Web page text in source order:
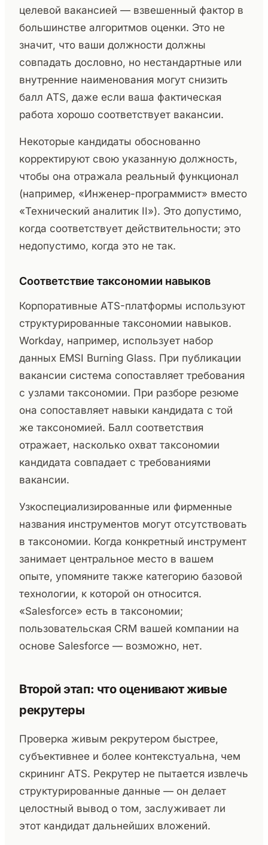
целевой вакансией — взвешенный фактор в
большинстве алгоритмов оценки. Это не
значит, что ваши должности должны
совпадать дословно, но нестандартные или
внутренние наименования могут снизить
балл ATS, даже если ваша фактическая
работа хорошо соответствует вакансии.
Некоторые кандидаты обоснованно
корректируют свою указанную должность,
чтобы она отражала реальный функционал
(например, «Инженер-программист» вместо
«Технический аналитик II»). Это допустимо,
когда соответствует действительности; это
недопустимо, когда это не так.
Соответствие таксономии навыков
Корпоративные ATS-платформы используют
структурированные таксономии навыков.
Workday, например, использует набор
данных EMSI Burning Glass. При публикации
вакансии система сопоставляет требования
с узлами таксономии. При разборе резюме
она сопоставляет навыки кандидата с той
же таксономией. Балл соответствия
отражает, насколько охват таксономии
кандидата совпадает с требованиями
вакансии.
Узкоспециализированные или фирменные
названия инструментов могут отсутствовать
в таксономии. Когда конкретный инструмент
занимает центральное место в вашем
опыте, упомяните также категорию базовой
технологии, к которой он относится.
«Salesforce» есть в таксономии;
пользовательская CRM вашей компании на
основе Salesforce — возможно, нет.
Второй этап: что оценивают живые
рекрутеры
Проверка живым рекрутером быстрее,
субъективнее и более контекстуальна, чем
скрининг ATS. Рекрутер не пытается извлечь
структурированные данные — он делает
целостный вывод о том, заслуживает ли
этот кандидат дальнейших вложений.